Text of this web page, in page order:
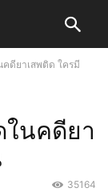
ดียาเสพติด ใครมี
นคดียา
35164